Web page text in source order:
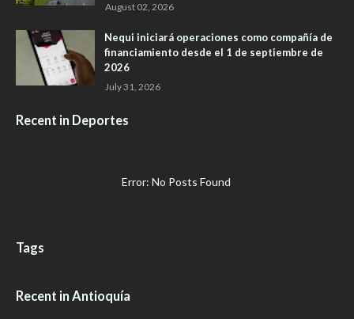
August 02, 2026
Nequi iniciará operaciones como compañía de
financiamiento desde el 1 de septiembre de
2026
July 31, 2026
Recent in Deportes
Error: No Posts Found
Tags
Recent in Antioquía